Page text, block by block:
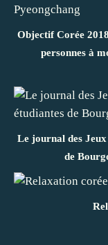
Objectif Corée
personnes à
Le journal des
de